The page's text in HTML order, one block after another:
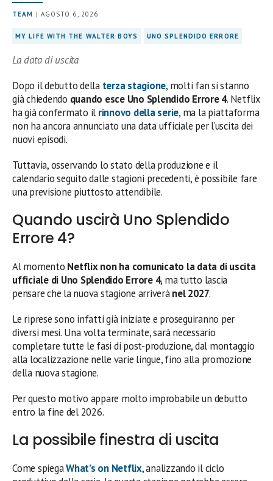
TEAM | AGOSTO 6, 2026
MY LIFE WITH THE WALTER BOYS UNO SPLENDIDO ERRORE
La data di uscita
Dopo il debutto della terza stagione, molti fan si stanno
già chiedendo quando esce Uno Splendido Errore 4. Netflix
ha già confermato il rinnovo della serie, ma la piattaforma
non ha ancora annunciato una data ufficiale per l’uscita dei
nuovi episodi.
Tuttavia, osservando lo stato della produzione e il
calendario seguito dalle stagioni precedenti, è possibile fare
una previsione piuttosto attendibile.
Quando uscirà Uno Splendido
Errore 4?
Al momento Netflix non ha comunicato la data di uscita
ufficiale di Uno Splendido Errore 4, ma tutto lascia
pensare che la nuova stagione arriverànel 2027.
Le riprese sono infatti già iniziate e proseguiranno per
diversi mesi. Una volta terminate, sarà necessario
completare tutte le fasi di post-produzione, dal montaggio
alla localizzazione nelle varie lingue, fino alla promozione
della nuova stagione.
Per questo motivo appare molto improbabile un debutto
entro la fine del 2026.
La possibile finestra di uscita
Come spiegaWhat’s on Netflix, analizzando il ciclo